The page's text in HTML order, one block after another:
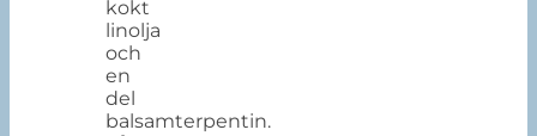
kokt
linolja
och
en
del
balsamterpentin.